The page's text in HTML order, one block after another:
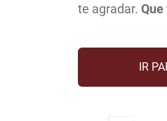
te agradar.
IR